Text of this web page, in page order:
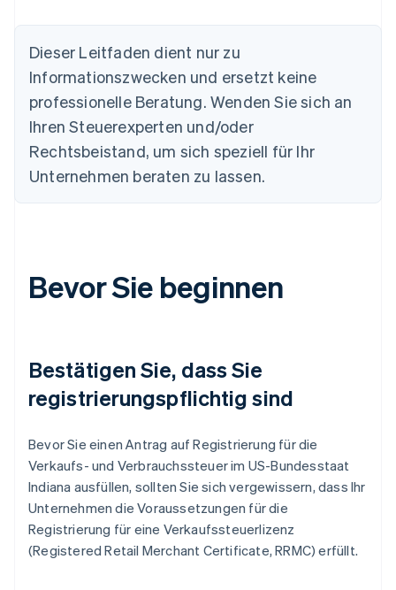
Dieser Leitfaden dient nur zu
Informationszwecken und ersetzt keine
professionelle Beratung. Wenden Sie sich an
Ihren Steuerexperten und/oder
Rechtsbeistand, um sich speziell für Ihr
Unternehmen beraten zu lassen.
Bevor Sie beginnen
Bestätigen Sie, dass Sie
registrierungspflichtig sind
Bevor Sie einen Antrag auf Registrierung für die
Verkaufs- und Verbrauchssteuer im US-Bundesstaat
Indiana ausfüllen, sollten Sie sich vergewissern, dass Ihr
Unternehmen die Voraussetzungen für die
Registrierung für eine Verkaufssteuerlizenz
(Registered Retail Merchant Certificate, RRMC) erfüllt.